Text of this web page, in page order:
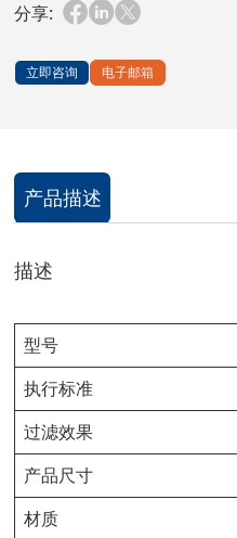
分享:
立即咨询 电子邮箱
产品描述
描述
型号
执行标准
过滤效果
产品尺寸
材质